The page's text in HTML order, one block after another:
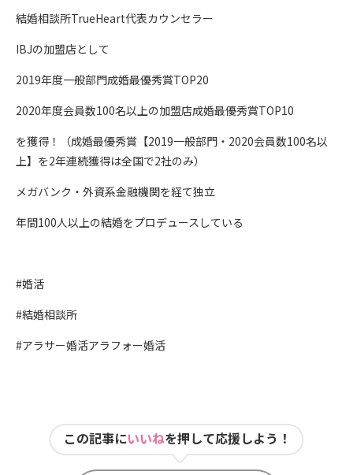
結婚相談所TrueHeart代表カウンセラー
IBJの加盟店として
2019年度一般部門成婚最優秀賞TOP20
2020年度会員数100名以上の加盟店成婚最優秀賞TOP10
を獲得！（成婚最優秀賞【2019一般部門・2020会員数100名以
上】を2年連続獲得は全国で2社のみ）
メガバンク・外資系金融機関を経て独立
年間100人以上の結婚をプロデュースしている
#婚活
#結婚相談所
#アラサー婚活アラフォー婚活
この記事にいいねを押して応援しよう！